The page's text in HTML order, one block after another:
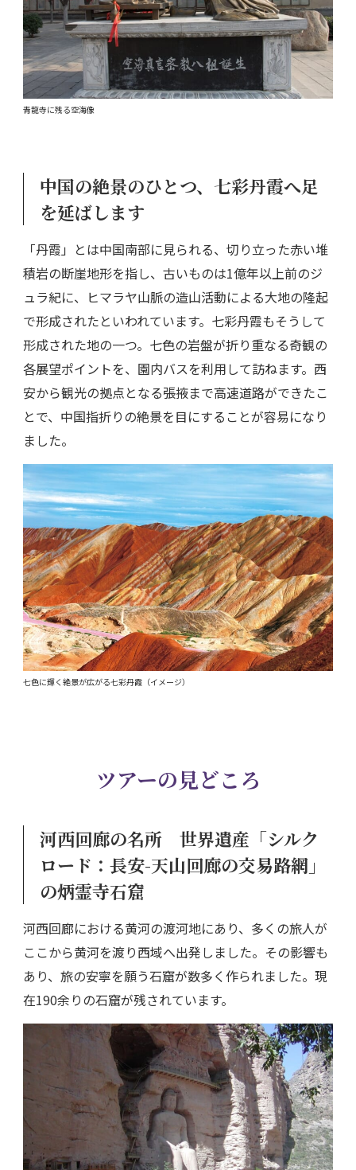
青龍寺に残る空海像
中国の絶景のひとつ、七彩丹霞へ足
を延ばします
「丹霞」とは中国南部に見られる、切り立った赤い堆
積岩の断崖地形を指し、古いものは1億年以上前のジ
ュラ紀に、ヒマラヤ山脈の造山活動による大地の隆起
で形成されたといわれています。七彩丹霞もそうして
形成された地の一つ。七色の岩盤が折り重なる奇観の
各展望ポイントを、園内バスを利用して訪ねます。西
安から観光の拠点となる張掖まで高速道路ができたこ
とで、中国指折りの絶景を目にすることが容易になり
ました。
七色に輝く絶景が広がる七彩丹霞（イメージ）
ツアーの見どころ
河西回廊の名所 世界遺産「シルク
ロード：長安-天山回廊の交易路網」
の炳霊寺石窟
河西回廊における黄河の渡河地にあり、多くの旅人が
ここから黄河を渡り西域へ出発しました。その影響も
あり、旅の安寧を願う石窟が数多く作られました。現
在190余りの石窟が残されています。